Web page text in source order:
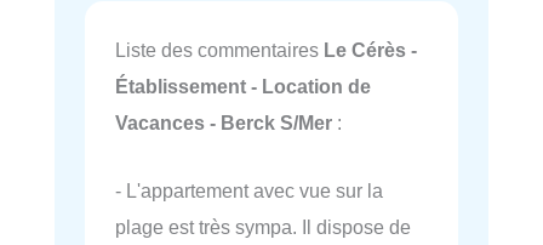
Liste des commentaires Le Cérès -
Établissement - Location de
Vacances - Berck S/Mer :
- L'appartement avec vue sur la
plage est très sympa. Il dispose de